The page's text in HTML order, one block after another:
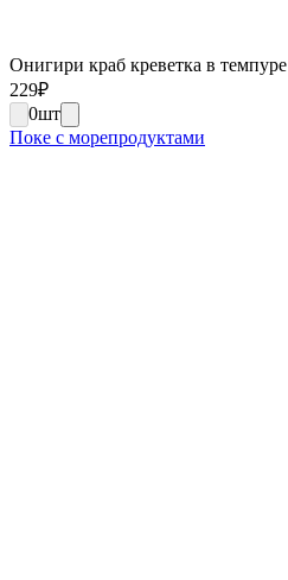
Онигири краб креветка в темпуре
229₽
0шт
Поке с морепродуктами